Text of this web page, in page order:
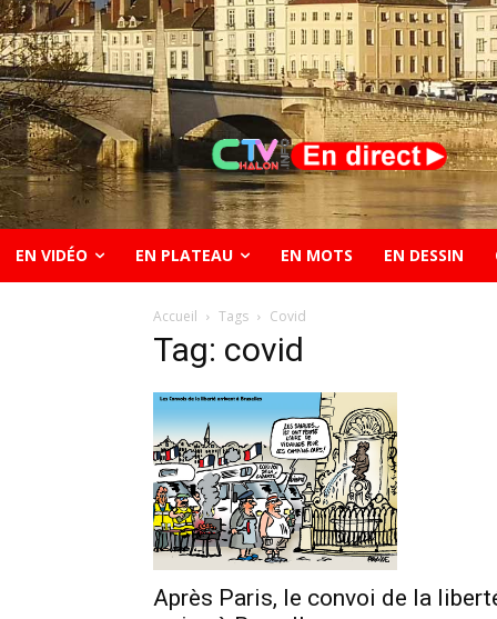
EN VIDÉO EN PLATEAU EN MOTS EN DESSIN
Accueil Tags Covid
Tag: covid
Après Paris, le convoi de la